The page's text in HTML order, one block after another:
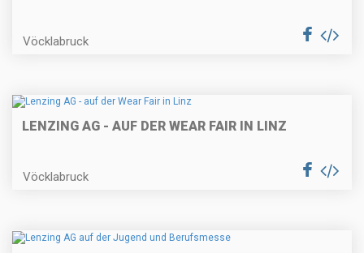
Vöcklabruck
LENZING AG - AUF DER WEAR FAIR IN LINZ
Vöcklabruck